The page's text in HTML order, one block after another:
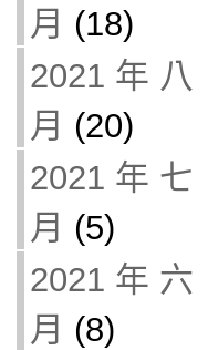
月 (18)
2021 年 八
月 (20)
2021 年 七
月 (5)
2021 年 六
月 (8)